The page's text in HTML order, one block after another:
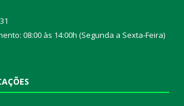
08:00 às 14:00h (Segunda a Sexta-Feira)